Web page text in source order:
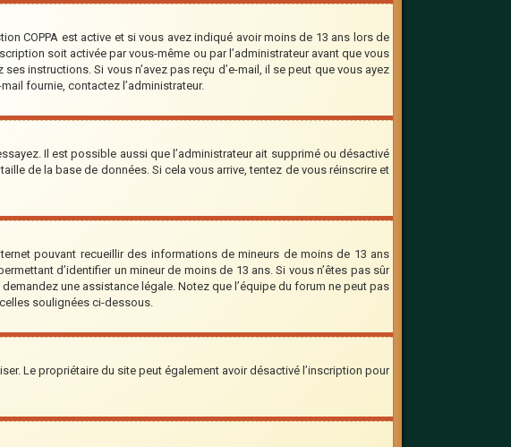
COPPA est active et si vous avez indiqué avoir moins de 13 ans lors de
soit activée par vous-même ou par l’administrateur avant que vous
instructions. Si vous n’avez pas reçu d’e-mail, il se peut que vous ayez
fournie, contactez l’administrateur.
Il est possible aussi que l’administrateur ait supprimé ou désactivé
de la base de données. Si cela vous arrive, tentez de vous réinscrire et
pouvant recueillir des informations de mineurs de moins de 13 ans
d’identifier un mineur de moins de 13 ans. Si vous n’êtes pas sûr
une assistance légale. Notez que l’équipe du forum ne peut pas
soulignées ci-dessous.
Le propriétaire du site peut également avoir désactivé l’inscription pour